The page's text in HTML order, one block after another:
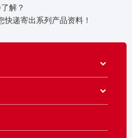
解？
递寄出系列产品资料！